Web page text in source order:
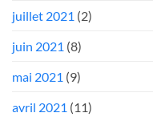
juillet 2021 (2)
juin 2021 (8)
mai 2021 (9)
avril 2021 (11)